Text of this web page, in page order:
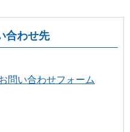
合わせ先
問い合わせフォーム